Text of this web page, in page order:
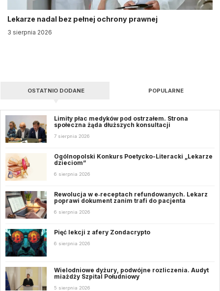
Lekarze nadal bez pełnej ochrony prawnej
3 sierpnia 2026
OSTATNIO DODANE POPULARNE
Limity płac medyków pod ostrzałem. Strona
społeczna żąda dłuższych konsultacji
7 sierpnia 2026
Ogólnopolski Konkurs Poetycko-Literacki „Lekarze
dzieciom”
6 sierpnia 2026
Rewolucja w e‑receptach refundowanych. Lekarz
poprawi dokument zanim trafi do pacjenta
6 sierpnia 2026
Pięć lekcji z afery Zondacrypto
6 sierpnia 2026
Wielodniowe dyżury, podwójne rozliczenia. Audyt
miażdży Szpital Południowy
5 sierpnia 2026